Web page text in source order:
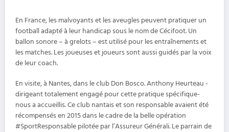
En France, les malvoyants et les aveugles peuvent pratiquer un
football adapté à leur handicap sous le nom de Cécifoot. Un
ballon sonore – à grelots – est utilisé pour les entraînements et
les matches. Les joueuses et joueurs sont aussi guidés par la voix
de leur coach.
En visite, à Nantes, dans le club Don Bosco. Anthony Heurteau -
dirigeant totalement engagé pour cette pratique spécifique-
nous a accueillis. Ce club nantais et son responsable avaient été
récompensés en 2015 dans le cadre de la belle opération
#SportResponsable pilotée par l’Assureur Générali. Le parrain de